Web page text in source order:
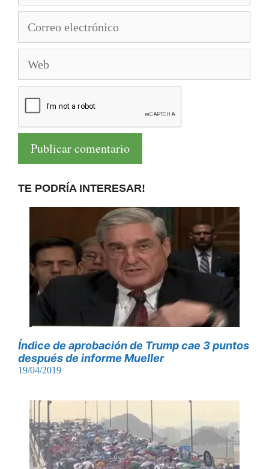
electrónico
TE PODRÍA INTERESAR!
Índice de aprobación de Trump cae 3 puntos
después de informe Mueller
19/04/2019